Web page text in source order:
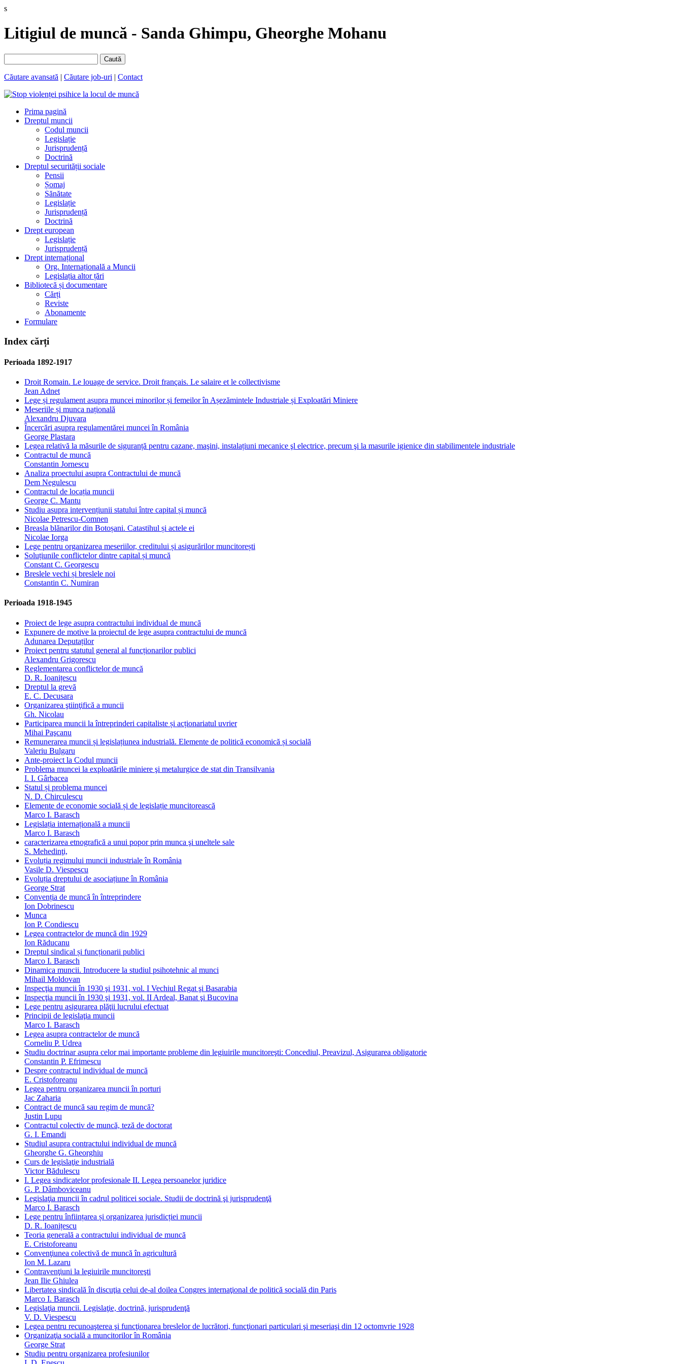
s
Litigiul de muncă - Sanda Ghimpu, Gheorghe Mohanu
Caută
Căutare avansată | Căutare job-uri | Contact
Prima pagină
Dreptul muncii
Codul muncii
Legislație
Jurisprudență
Doctrină
Dreptul securității sociale
Pensii
Șomaj
Sănătate
Legislație
Jurisprudență
Doctrină
Drept european
Legislație
Jurisprudență
Drept internațional
Org. Internațională a Muncii
Legislația altor țări
Bibliotecă și documentare
Cărți
Reviste
Abonamente
Formulare
Index cărți
Perioada 1892-1917
Droit Romain. Le louage de service. Droit français. Le salaire et le collectivisme
Jean Adnet
Lege și regulament asupra muncei minorilor și femeilor în Așezămintele Industriale și Exploatări Miniere
Meseriile și munca națională
Alexandru Djuvara
Încercări asupra regulamentărei muncei în România
George Plastara
Legea relativă la măsurile de siguranță pentru cazane, maşini, instalațiuni mecanice şl electrice, precum şi la masurile igienice din stabilimentele industriale
Contractul de muncă
Constantin Jornescu
Analiza proectului asupra Contractului de muncă
Dem Negulescu
Contractul de locația muncii
George C. Mantu
Studiu asupra intervențiunii statului între capital și muncă
Nicolae Petrescu‐Comnen
Breasla blănarilor din Botoșani. Catastihul și actele ei
Nicolae Iorga
Lege pentru organizarea meseriilor, creditului și asigurărilor muncitorești
Soluțiunile conflictelor dintre capital și muncă
Constant C. Georgescu
Breslele vechi și breslele noi
Constantin C. Numiran
Perioada 1918-1945
Proiect de lege asupra contractului individual de muncă
Expunere de motive la proiectul de lege asupra contractului de muncă
Adunarea Deputaților
Proiect pentru statutul general al funcționarilor publici
Alexandru Grigorescu
Reglementarea conflictelor de muncă
D. R. Ioanițescu
Dreptul la grevă
E. C. Decusara
Organizarea ştiinţifică a muncii
Gh. Nicolau
Participarea muncii la întreprinderi capitaliste și acționariatul uvrier
Mihai Paşcanu
Remunerarea muncii și legislațiunea industrială. Elemente de politică economică și socială
Valeriu Bulgaru
Ante-proiect la Codul muncii
Problema muncei la exploatările miniere şi metalurgice de stat din Transilvania
I. I. Gârbacea
Statul și problema muncei
N. D. Chirculescu
Elemente de economie socială și de legislație muncitorească
Marco I. Barasch
Legislația internațională a muncii
Marco I. Barasch
caracterizarea etnografică a unui popor prin munca şi uneltele sale
S. Mehedinţi,
Evoluția regimului muncii industriale în România
Vasile D. Viespescu
Evoluția dreptului de asociațiune în România
George Strat
Convenția de muncă în întreprindere
Ion Dobrinescu
Munca
Ion P. Condiescu
Legea contractelor de muncă din 1929
Ion Răducanu
Dreptul sindical și funcționarii publici
Marco I. Barasch
Dinamica muncii. Introducere la studiul psihotehnic al munci
Mihail Moldovan
Inspecţia muncii în 1930 şi 1931, vol. I Vechiul Regat şi Basarabia
Inspecţia muncii în 1930 şi 1931, vol. II Ardeal, Banat şi Bucovina
Lege pentru asigurarea plăţii lucrului efectuat
Principii de legislaţia muncii
Marco I. Barasch
Legea asupra contractelor de muncă
Corneliu P. Udrea
Studiu doctrinar asupra celor mai importante probleme din legiuirile muncitoreşti: Concediul, Preavizul, Asigurarea obligatorie
Constantin P. Efrimescu
Despre contractul individual de muncă
E. Cristoforeanu
Legea pentru organizarea muncii în porturi
Jac Zaharia
Contract de muncă sau regim de muncă?
Justin Lupu
Contractul colectiv de muncă, teză de doctorat
G. I. Emandi
Studiul asupra contractului individual de muncă
Gheorghe G. Gheorghiu
Curs de legislaţie industrială
Victor Bădulescu
I. Legea sindicatelor profesionale II. Legea persoanelor juridice
G. P. Dâmboviceanu
Legislaţia muncii în cadrul politicei sociale. Studii de doctrină şi jurisprudenţă
Marco I. Barasch
Lege pentru înființarea și organizarea jurisdicției muncii
D. R. Ioanițescu
Teoria generală a contractului individual de muncă
E. Cristoforeanu
Convenţiunea colectivă de muncă în agricultură
Ion M. Lazaru
Contravenţiuni la legiuirile muncitoreşti
Jean Ilie Ghiulea
Libertatea sindicală în discuţia celui de-al doilea Congres internaţional de politică socială din Paris
Marco I. Barasch
Legislaţia muncii. Legislaţie, doctrină, jurisprudenţă
V. D. Viespescu
Legea pentru recunoaşterea şi funcţionarea breslelor de lucrători, funcţionari particulari şi meseriaşi din 12 octomvrie 1928
Organizaţia socială a muncitorilor în România
George Strat
Studiu pentru organizarea profesiunilor